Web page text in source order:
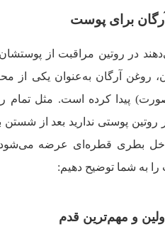
برای پوست
در روتین مراقبت از
روغن آرگان به‌عنوان یکی از
پیدا کرده است. مثل تمام
روتین پوستی ندارید بعد از
بطری قطره‌ای عرضه
به شما توضیح دهیم: